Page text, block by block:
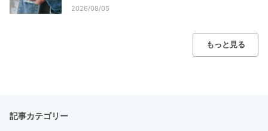
2026/08/05
もっと見る
記事カテゴリー